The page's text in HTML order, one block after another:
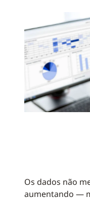
Os dados não
aumentando —